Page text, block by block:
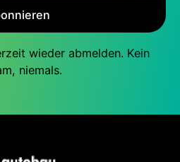
wieder abmelden. Kein
niemals.